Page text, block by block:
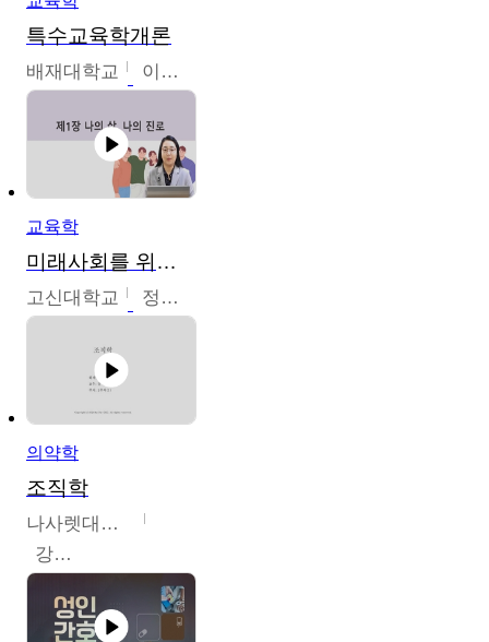
특수교육학개론
배재대학교 이현주
교육학
미래사회를 위한 진로 탐색 및 설계
고신대학교 정주영
의약학
조직학
나사렛대학교
강지언